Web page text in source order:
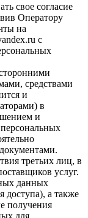
свое согласие
Оператору
на
с
средствами
и
в
и
третьих лиц, в
услуг.
данных
доступа), а также
получения
для